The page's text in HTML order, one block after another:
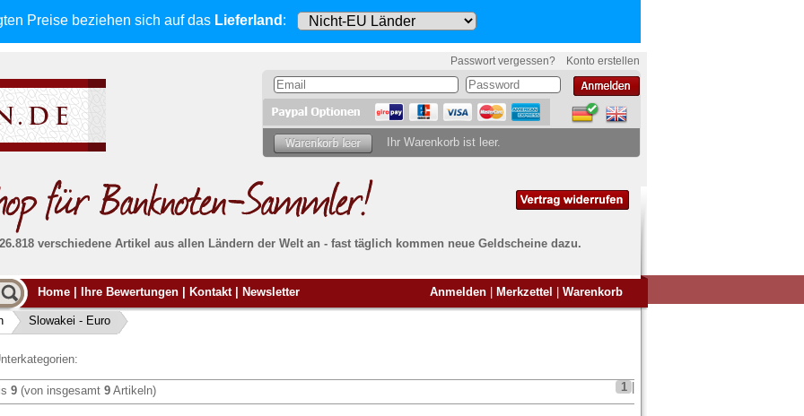
Preise beziehen sich auf das Lieferland :
Passwort vergessen? Konto erstellen
Ihr Warenkorb ist leer.
verschiedene Artikel aus allen Ländern der Welt an - fast täglich kommen neue Geldscheine dazu.
Alle Lieferungen, auch ins Ausland, werden
von uns voll versichert. Sie habenkein Risiko
falls die Sendung verloren geht oder beschädigt
wird.
Absolute Zuverlässigkeit:
Banknoten
Möchten Sie Banknoten
verkaufen?
Siehier.
Home Ihre Bewertungen Kontakt Newsletter Anmelden Merkzettel Warenkorb
Slowakei - Euro
9 (von insgesamt 9 Artikeln) 1